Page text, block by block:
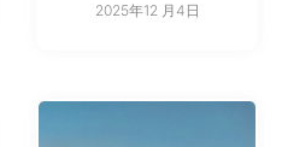
2025年12 月4日